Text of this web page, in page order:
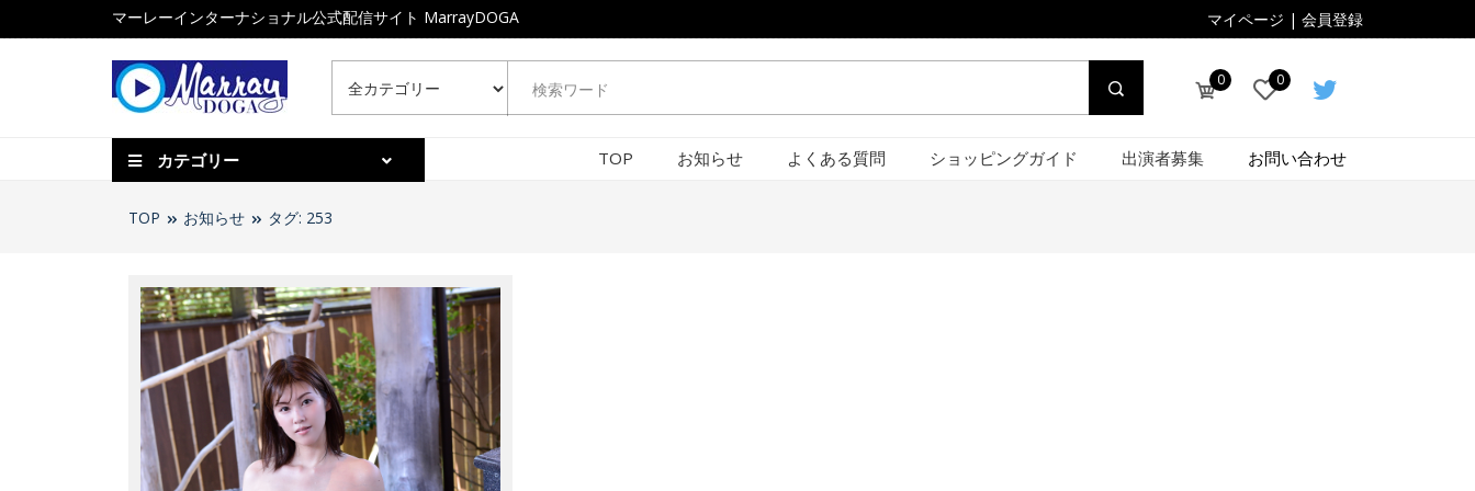
マーレーインターナショナル公式配信サイト MarrayDOGA マイページ | 会員登録
0 0
カテゴリー TOP お知らせ よくある質問 ショッピングガイド 出演者募集 お問い合わせ
TOP お知らせ タグ: 253